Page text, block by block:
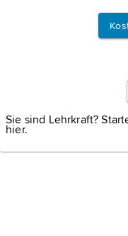
hervorgegangen
Gesamtplan des
Sie sind Lehrkraft?
hier.